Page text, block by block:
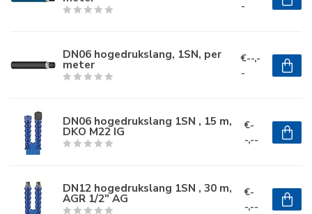
-
DN06 hogedrukslang, 1SN, per
meter
€--,-
-
DN06 hogedrukslang 1SN , 15 m,
DKO M22 IG
€-
-,--
DN12 hogedrukslang 1SN , 30 m,
AGR 1/2" AG
€-
-,--